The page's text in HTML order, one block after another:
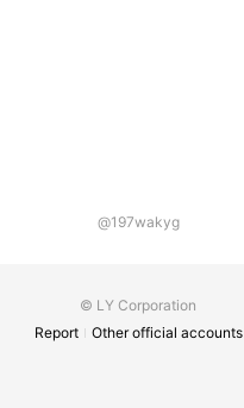
@197wakyg
© LY Corporation
Report
Other official accounts